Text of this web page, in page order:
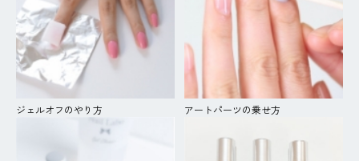
ジェルオフのやり方 アートパーツの乗せ方